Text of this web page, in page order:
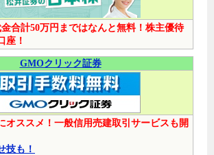
合計50万円まではなんと無料！株主優待
座！
GMOクリック証券
オススメ！一般信用売建取引サービスも開
技も！